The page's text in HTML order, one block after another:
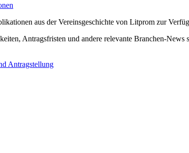
aus der Vereinsgeschichte von Litprom zur
Antragsfristen und andere relevante Branchen-News
Antragstellung